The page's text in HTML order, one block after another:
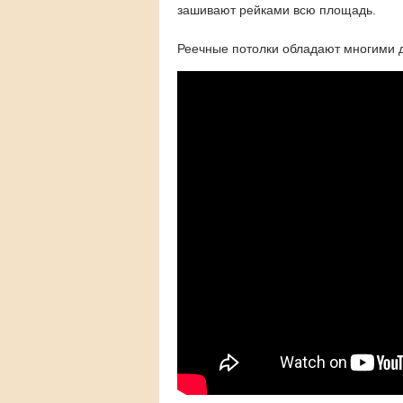
зашивают рейками всю площадь.
Реечные потолки обладают многими